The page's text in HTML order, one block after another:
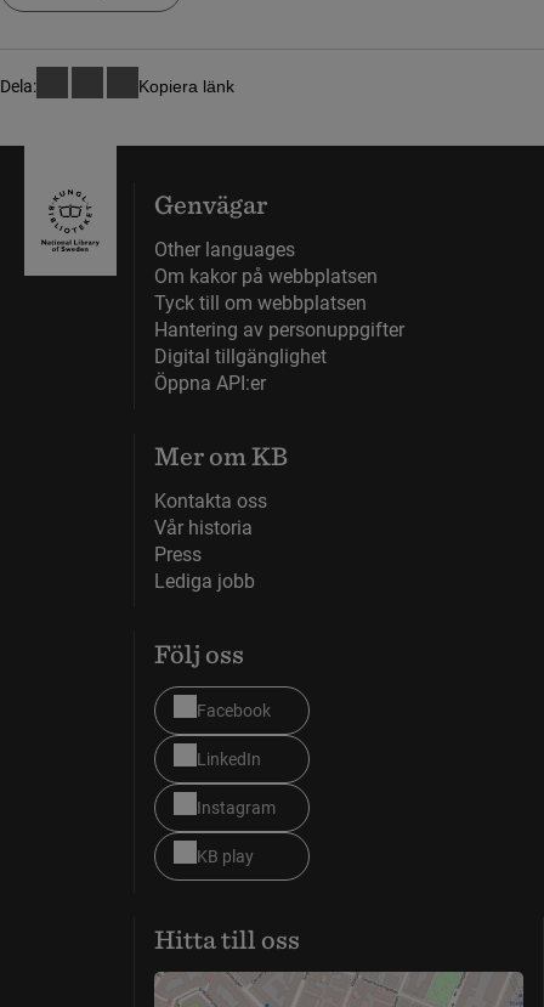
Dela: Kopiera länk
Genvägar
Other languages
Om kakor på webbplatsen
Tyck till om webbplatsen
Hantering av personuppgifter
Digital tillgänglighet
Öppna API:er
Mer om KB
Kontakta oss
Vår historia
Press
Lediga jobb
Följ oss
Facebook
LinkedIn
Instagram
KB play
Hitta till oss